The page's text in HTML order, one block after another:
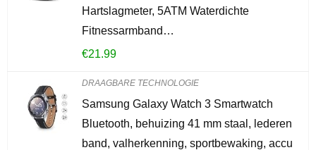
Hartslagmeter, 5ATM Waterdichte
Fitnessarmband…
€21.99
DRAAGBARE TECHNOLOGIE
Samsung Galaxy Watch 3 Smartwatch
Bluetooth, behuizing 41 mm staal, lederen
band, valherkenning, sportbewaking, accu